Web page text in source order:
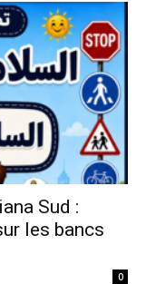
Sud :
les bancs
0